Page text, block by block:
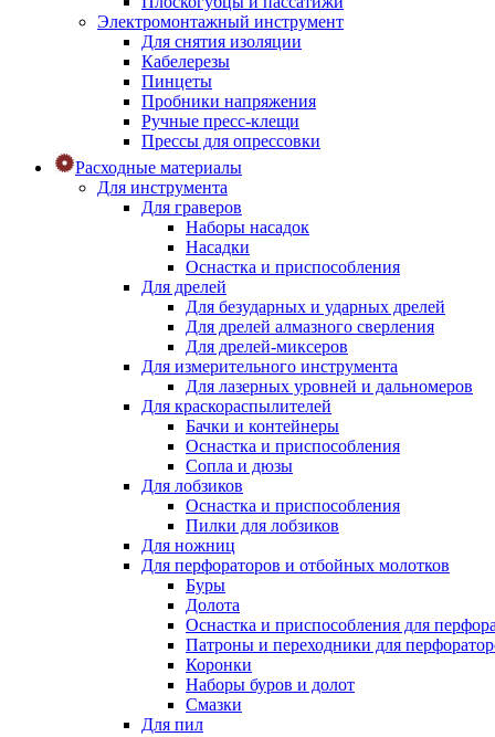
Электромонтажный инструмент
Для снятия изоляции
Кабелерезы
Пинцеты
Пробники напряжения
Ручные пресс-клещи
Прессы для опрессовки
Расходные материалы
Для инструмента
Для граверов
Наборы насадок
Насадки
Оснастка и приспособления
Для дрелей
Для безударных и ударных дрелей
Для дрелей алмазного сверления
Для дрелей-миксеров
Для измерительного инструмента
Для лазерных уровней и дальномеров
Для краскораспылителей
Бачки и контейнеры
Оснастка и приспособления
Сопла и дюзы
Для лобзиков
Оснастка и приспособления
Пилки для лобзиков
Для ножниц
Для перфораторов и отбойных молотков
Буры
Долота
Оснастка и приспособления для
Патроны и переходники для
Коронки
Наборы буров и долот
Смазки
Для пил